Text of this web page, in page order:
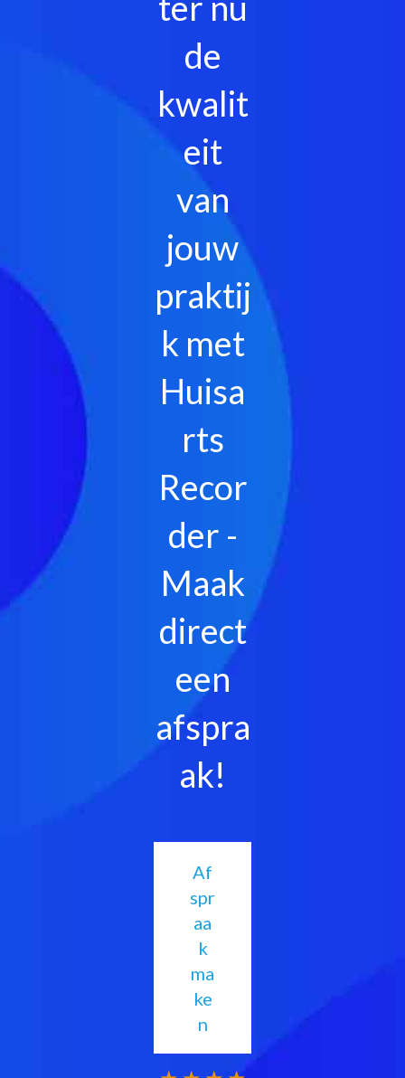
de
kwalit
eit
van
jouw
praktij
k met
Huisa
rts
Recor
der -
Maak
direct
een
afspra
ak!
Af
spr
aa
k
ma
ke
n